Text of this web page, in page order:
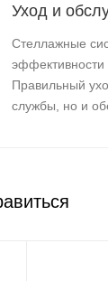
Уход и
Стеллажные
эффективности
Правильный
службы, но и